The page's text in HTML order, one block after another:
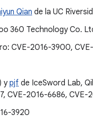
Qian de la UC
360 Technology Co.
CVE-2016-3900,
) ypjf de IceSword Lab,
CVE-2016-6686,
3920